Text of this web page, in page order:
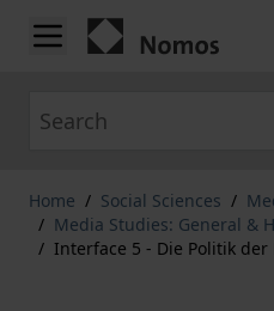
Skip to Content
Home / Social Sciences /
/ Media Studies: General &
/ Interface 5 - Die Politik der